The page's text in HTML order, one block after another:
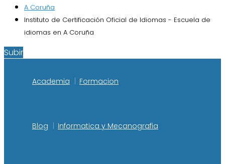
A Coruña
Instituto de Certificación Oficial de Idiomas - Escuela de
idiomas en A Coruña
Subir
Academia Formacion
Blog Informatica y Mecanografia